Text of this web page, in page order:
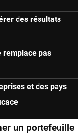
des résultats
remplace pas
et des pays
un portefeuille